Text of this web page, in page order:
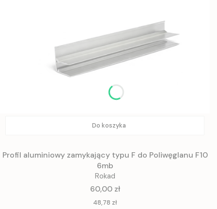
Do koszyka
Profil aluminiowy zamykający typu F do Poliwęglanu F10
6mb
Rokad
Cena
60,00 zł
Cena
48,78 zł